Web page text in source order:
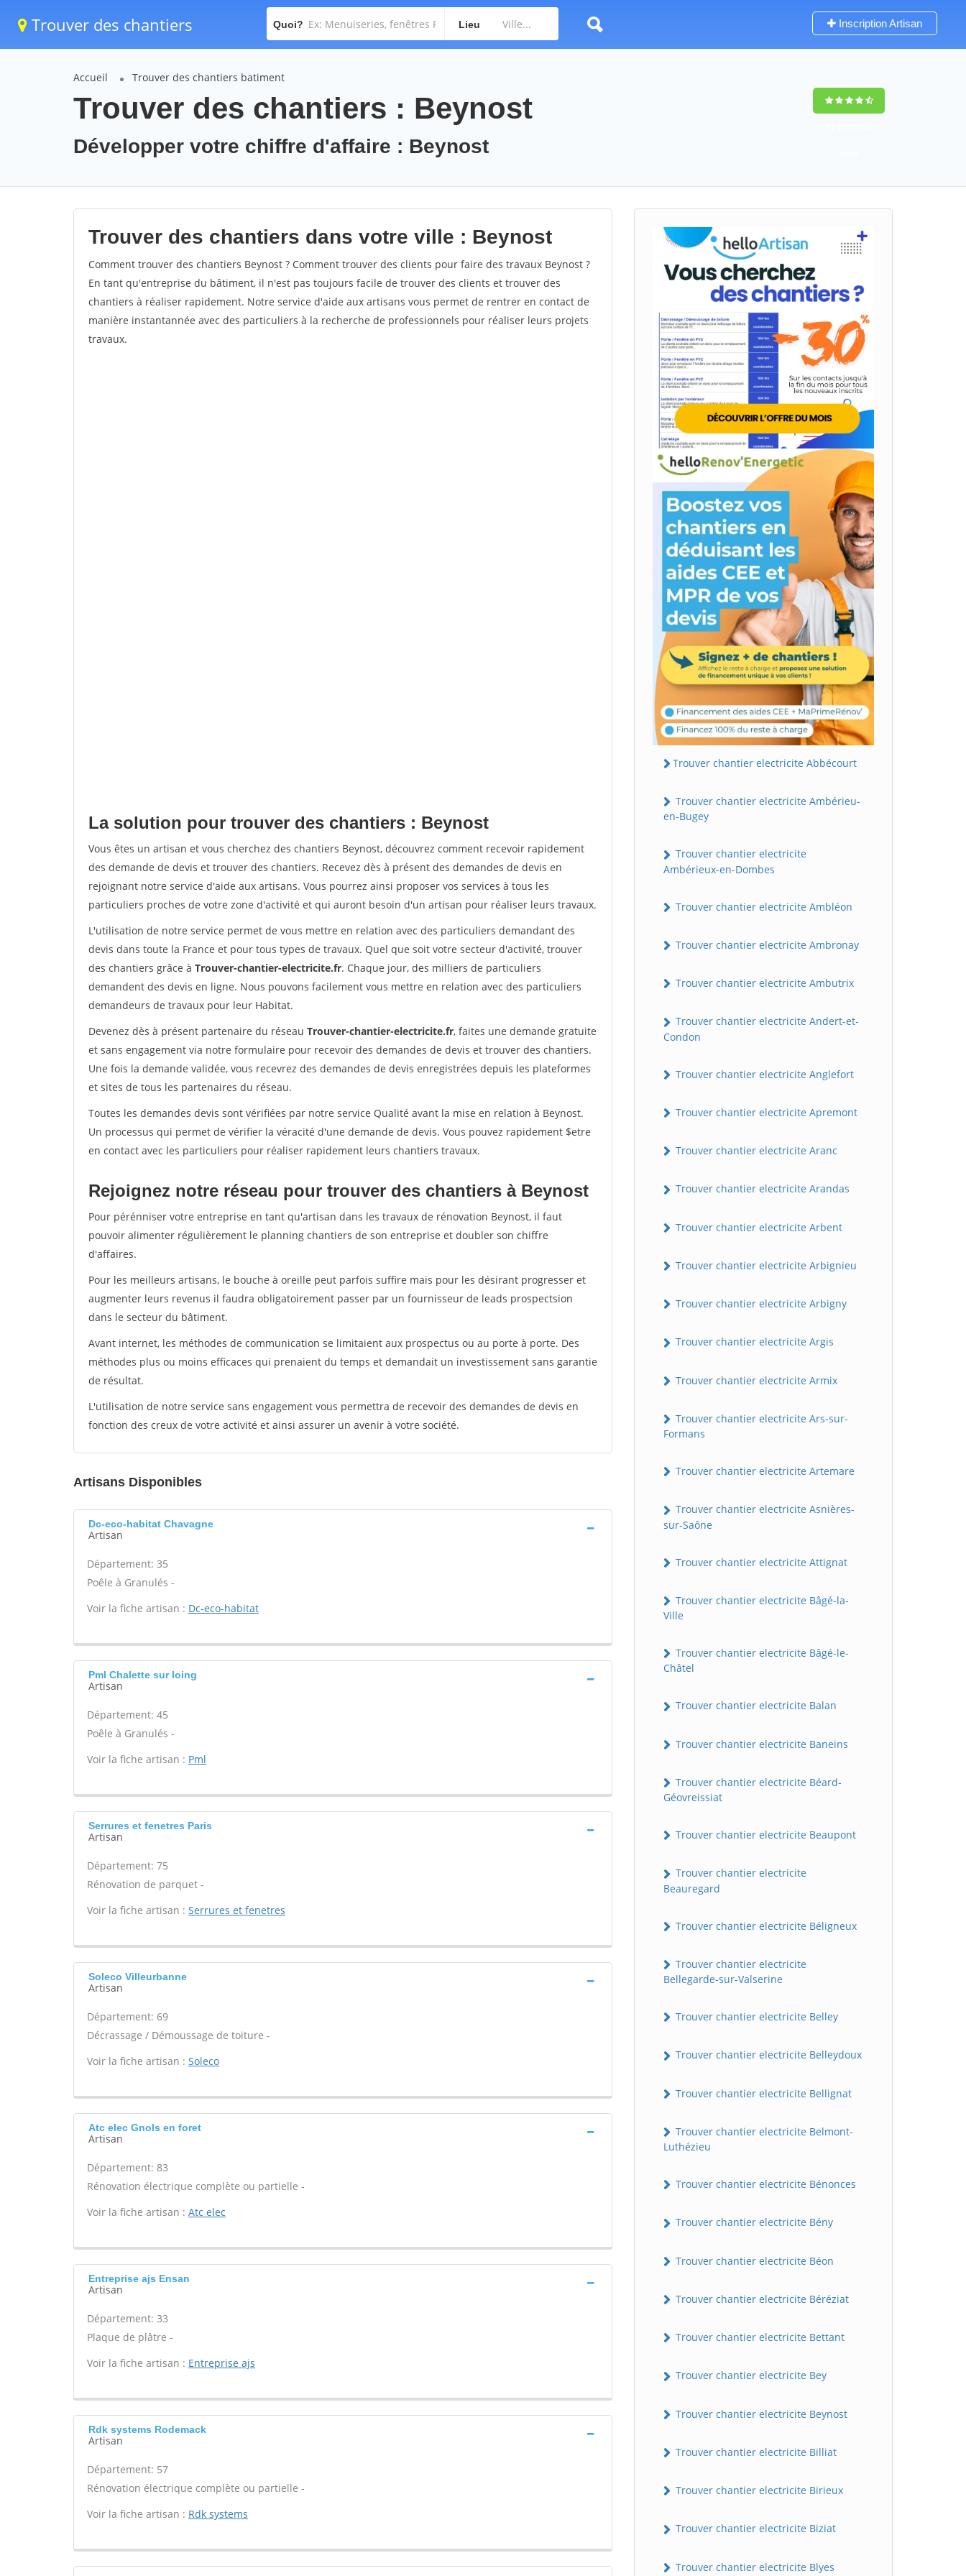
Trouver des chantiers Quoi? Lieu Inscription Artisan
Accueil Trouver des chantiers batiment
Trouver des chantiers : Beynost
Développer votre chiffre d'affaire : Beynost
Trouver des chantiers dans votre ville : Beynost
Comment trouver des chantiers Beynost ? Comment trouver des clients pour faire des travaux Beynost ?
En tant qu'entreprise du bâtiment, il n'est pas toujours facile de trouver des clients et trouver des
chantiers à réaliser rapidement. Notre service d'aide aux artisans vous permet de rentrer en contact de
manière instantannée avec des particuliers à la recherche de professionnels pour réaliser leurs projets
travaux.
La solution pour trouver des chantiers : Beynost
Vous êtes un artisan et vous cherchez des chantiers Beynost, découvrez comment recevoir rapidement
des demande de devis et trouver des chantiers. Recevez dès à présent des demandes de devis en
rejoignant notre service d'aide aux artisans. Vous pourrez ainsi proposer vos services à tous les
particuliers proches de votre zone d'activité et qui auront besoin d'un artisan pour réaliser leurs travaux.
L'utilisation de notre service permet de vous mettre en relation avec des particuliers demandant des
devis dans toute la France et pour tous types de travaux. Quel que soit votre secteur d'activité, trouver
des chantiers grâce à Trouver-chantier-electricite.fr. Chaque jour, des milliers de particuliers
demandent des devis en ligne. Nous pouvons facilement vous mettre en relation avec des particuliers
demandeurs de travaux pour leur Habitat.
Devenez dès à présent partenaire du réseau Trouver-chantier-electricite.fr, faites une demande gratuite
et sans engagement via notre formulaire pour recevoir des demandes de devis et trouver des chantiers.
Une fois la demande validée, vous recevrez des demandes de devis enregistrées depuis les plateformes
et sites de tous les partenaires du réseau.
Toutes les demandes devis sont vérifiées par notre service Qualité avant la mise en relation à Beynost.
Un processus qui permet de vérifier la véracité d'une demande de devis. Vous pouvez rapidement $etre
en contact avec les particuliers pour réaliser rapidement leurs chantiers travaux.
Rejoignez notre réseau pour trouver des chantiers à Beynost
Pour pérénniser votre entreprise en tant qu'artisan dans les travaux de rénovation Beynost, il faut
pouvoir alimenter régulièrement le planning chantiers de son entreprise et doubler son chiffre
d'affaires.
Pour les meilleurs artisans, le bouche à oreille peut parfois suffire mais pour les désirant progresser et
augmenter leurs revenus il faudra obligatoirement passer par un fournisseur de leads prospectsion
dans le secteur du bâtiment.
Avant internet, les méthodes de communication se limitaient aux prospectus ou au porte à porte. Des
méthodes plus ou moins efficaces qui prenaient du temps et demandait un investissement sans garantie
de résultat.
L'utilisation de notre service sans engagement vous permettra de recevoir des demandes de devis en
fonction des creux de votre activité et ainsi assurer un avenir à votre société.
Artisans Disponibles
Dc-eco-habitat Chavagne
Artisan
Département: 35
Poêle à Granulés -
Voir la fiche artisan : Dc-eco-habitat
Pml Chalette sur loing
Artisan
Département: 45
Poêle à Granulés -
Voir la fiche artisan : Pml
Serrures et fenetres Paris
Artisan
Département: 75
Rénovation de parquet -
Voir la fiche artisan : Serrures et fenetres
Soleco Villeurbanne
Artisan
Département: 69
Décrassage / Démoussage de toiture -
Voir la fiche artisan : Soleco
Atc elec Gnols en foret
Artisan
Département: 83
Rénovation électrique complète ou partielle -
Voir la fiche artisan : Atc elec
Entreprise ajs Ensan
Artisan
Département: 33
Plaque de plâtre -
Voir la fiche artisan : Entreprise ajs
Rdk systems Rodemack
Artisan
Département: 57
Rénovation électrique complète ou partielle -
Voir la fiche artisan : Rdk systems
Trouver chantier electricite Abbécourt
Trouver chantier electricite Ambérieu-
en-Bugey
Trouver chantier electricite
Ambérieux-en-Dombes
Trouver chantier electricite Ambléon
Trouver chantier electricite Ambronay
Trouver chantier electricite Ambutrix
Trouver chantier electricite Andert-et-
Condon
Trouver chantier electricite Anglefort
Trouver chantier electricite Apremont
Trouver chantier electricite Aranc
Trouver chantier electricite Arandas
Trouver chantier electricite Arbent
Trouver chantier electricite Arbignieu
Trouver chantier electricite Arbigny
Trouver chantier electricite Argis
Trouver chantier electricite Armix
Trouver chantier electricite Ars-sur-
Formans
Trouver chantier electricite Artemare
Trouver chantier electricite Asnières-
sur-Saône
Trouver chantier electricite Attignat
Trouver chantier electricite Bâgé-la-
Ville
Trouver chantier electricite Bâgé-le-
Châtel
Trouver chantier electricite Balan
Trouver chantier electricite Baneins
Trouver chantier electricite Béard-
Géovreissiat
Trouver chantier electricite Beaupont
Trouver chantier electricite
Beauregard
Trouver chantier electricite Béligneux
Trouver chantier electricite
Bellegarde-sur-Valserine
Trouver chantier electricite Belley
Trouver chantier electricite Belleydoux
Trouver chantier electricite Bellignat
Trouver chantier electricite Belmont-
Luthézieu
Trouver chantier electricite Bénonces
Trouver chantier electricite Bény
Trouver chantier electricite Béon
Trouver chantier electricite Béréziat
Trouver chantier electricite Bettant
Trouver chantier electricite Bey
Trouver chantier electricite Beynost
Trouver chantier electricite Billiat
Trouver chantier electricite Birieux
Trouver chantier electricite Biziat
Trouver chantier electricite Blyes